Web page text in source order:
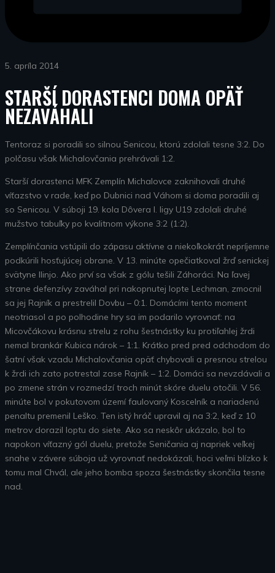
5. apríla 2014
STARŠÍ DORASTENCI DOMA OPÄŤ
NEZAVÁHALI
Tentoraz si poradili so silnou Senicou, ktorú zdolali tesne 3:2. Do
polčasu však Michalovčania prehrávali 1:2.
Starší dorastenci MFK Zemplín Michalovce zaknihovali druhé
víťazstvo v rade, keď po Dubnici nad Váhom si doma poradili aj
so Senicou. V súboji 19. kola Dôvera I. ligy U19 zdolali druhé
mužstvo tabuľky po kvalitnom výkone 3:2 (1:2).
Zemplínčania vstúpili do zápasu aktívne a niekoľkokrát nepríjemne
podkúrili hosťujúcej obrane. V 13. minúte opečiatkoval žrď senickej
svätyne Ilinjo. Ako prví sa však z gólu tešili Záhoráci. Na ľavej
strane defenzívy zaváhal pri nakopnutej lopte Lechman, zmocnil
sa jej Rajník a prestrelil Dovbu – 0:1. Domácími tento moment
neotriasol a po polhodine hry sa im podarilo vyrovnať: na
Micovčákovu krásnu strelu z rohu šestnástky ku protiľahlej žrdi
nemal brankár Kubica nárok – 1:1. Krátko pred pred odchodom do
šatní však vzadu Michalovčania opäť chybovali a presnou strelou
k žrdi ich zato potrestal zase Rajník – 1:2. Domáci sa nevzdávali a
po zmene strán v rozmedzí troch minút skóre duelu otočili. V 56.
minúte bol v pokutovom území faulovaný Koscelník a nariadenú
penaltu premenil Leško. Ten istý hráč upravil aj na 3:2, keď z 10
metrov dorazil loptu do siete. Ako sa neskôr ukázalo, bol to
napokon víťazný gól duelu, pretože Seničania aj napriek veľkej
snahe v závere súboja už vyrovnať nedokázali, hoci veľmi blízko k
tomu mal Chvál, ale jeho bomba spoza šestnástky skončila tesne
nad.